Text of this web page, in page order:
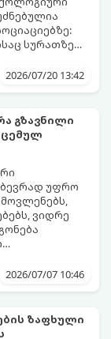
სურათზე
2026/07/20 13:42
გზავნილი
ბევრად უფრო
ვიდრე
ერთი,
2026/07/07 10:46
ზაფხული